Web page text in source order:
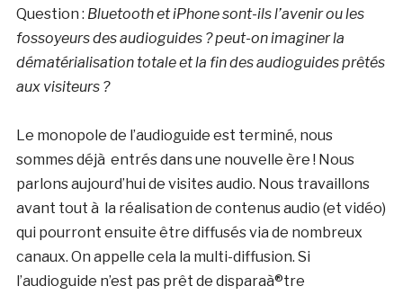
Question : Bluetooth et iPhone sont-ils l’avenir ou les
fossoyeurs des audioguides ? peut-on imaginer la
dématérialisation totale et la fin des audioguides prêtés
aux visiteurs ?
Le monopole de l’audioguide est terminé, nous
sommes déjà entrés dans une nouvelle ère ! Nous
parlons aujourd’hui de visites audio. Nous travaillons
avant tout à la réalisation de contenus audio (et vidéo)
qui pourront ensuite être diffusés via de nombreux
canaux. On appelle cela la multi-diffusion. Si
l’audioguide n’est pas prêt de disparaà®tre